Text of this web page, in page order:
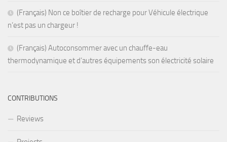
(Français) Non ce boîtier de recharge pour Véhicule électrique
n’est pas un chargeur !
(Français) Autoconsommer avec un chauffe-eau
thermodynamique et d’autres équipements son électricité solaire
CONTRIBUTIONS
Reviews